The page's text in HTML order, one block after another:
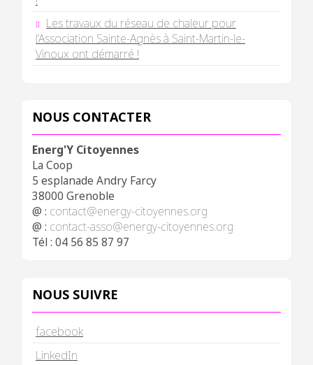
Les travaux du réseau de chaleur pour
l’Association Sainte-Agnès à Saint-Martin-le-
Vinoux ont démarré !
NOUS CONTACTER
Energ'Y Citoyennes
La Coop
5 esplanade Andry Farcy
38000 Grenoble
@ : contact@energy-citoyennes.org
@ : contact-asso@energy-citoyennes.org
Tél : 04 56 85 87 97
NOUS SUIVRE
facebook
LinkedIn